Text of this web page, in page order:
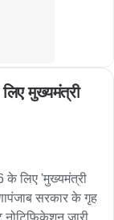
मुख्यमंत्री
के लिए 'मुख्यमंत्री
सरकार के गृह
जारी